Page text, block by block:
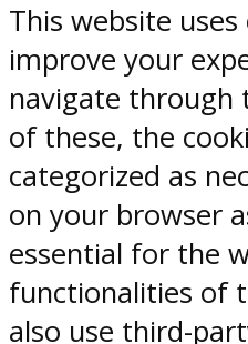
This website
improve your
navigate through
of these, the
categorized as
on your browser
essential for the
functionalities of
also use third-